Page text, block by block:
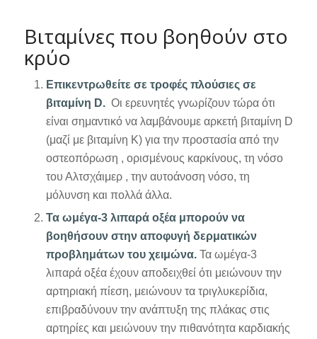
Βιταμίνες που βοηθούν στο
κρύο
Επικεντρωθείτε σε τροφές πλούσιες σε
βιταμίνη D.Οι ερευνητές γνωρίζουν τώρα ότι
είναι σημαντικό να λαμβάνουμε αρκετή βιταμίνη D
(μαζί με βιταμίνη Κ) για την προστασία από την
οστεοπόρωση , ορισμένους καρκίνους, τη νόσο
του Αλτσχάιμερ , την αυτοάνοση νόσο, τη
μόλυνση και πολλά άλλα.
Τα ωμέγα-3 λιπαρά οξέα μπορούν να
βοηθήσουν στην αποφυγή δερματικών
προβλημάτων του χειμώνα. Τα ωμέγα-3
λιπαρά οξέα έχουν αποδειχθεί ότι μειώνουν την
αρτηριακή πίεση, μειώνουν τα τριγλυκερίδια,
επιβραδύνουν την ανάπτυξη της πλάκας στις
αρτηρίες και μειώνουν την πιθανότητα καρδιακής